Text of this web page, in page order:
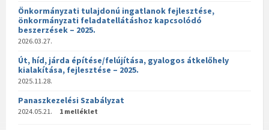
Önkormányzati tulajdonú ingatlanok fejlesztése,
önkormányzati feladatellátáshoz kapcsolódó
beszerzések – 2025.
2026.03.27.
Út, híd, járda építése/felújítása, gyalogos átkelőhely
kialakítása, fejlesztése – 2025.
2025.11.28.
Panaszkezelési Szabályzat
2024.05.21. 1 melléklet